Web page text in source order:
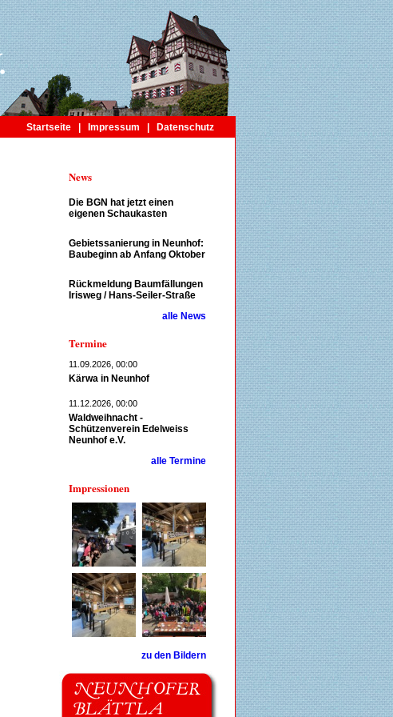
Startseite Impressum Datenschutz
News
Die BGN hat jetzt einen
eigenen Schaukasten
Gebietssanierung in Neunhof:
Baubeginn ab Anfang Oktober
Rückmeldung Baumfällungen
Irisweg / Hans-Seiler-Straße
alle News
Termine
11.09.2026, 00:00
Kärwa in Neunhof
11.12.2026, 00:00
Waldweihnacht -
Schützenverein Edelweiss
Neunhof e.V.
alle Termine
Impressionen
zu den Bildern